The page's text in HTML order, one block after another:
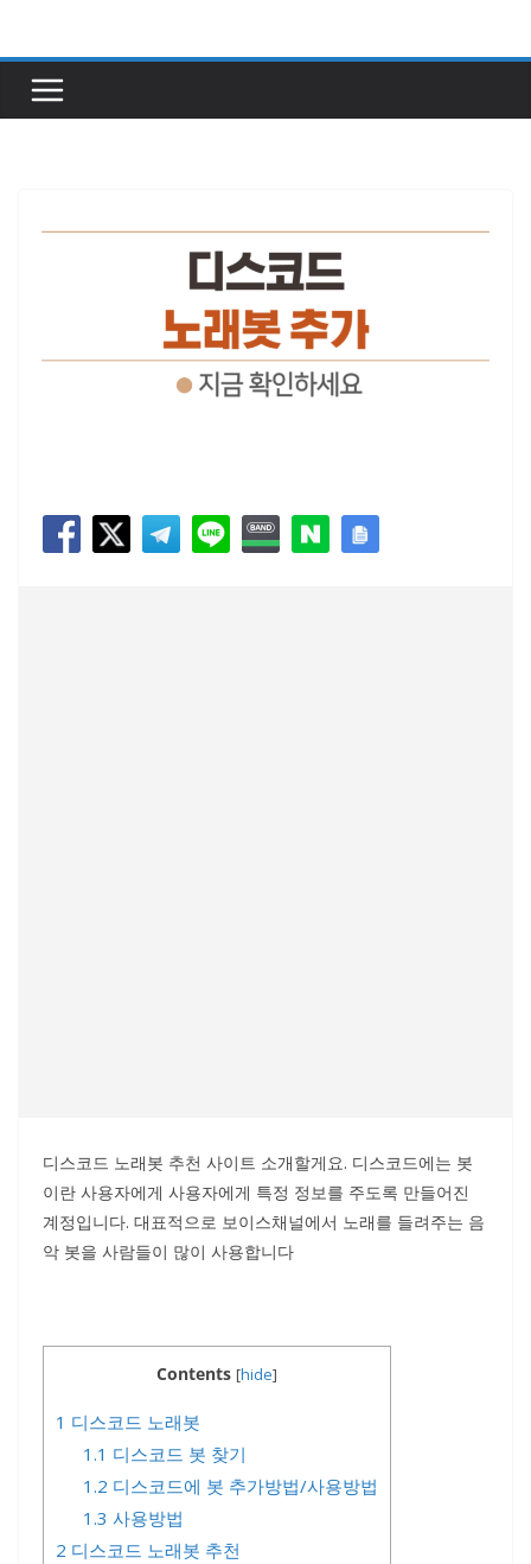
로
디스코드 노래봇 추천 사이트 소개할게요. 디스코드에는 봇
이란 사용자에게 사용자에게 특정 정보를 주도록 만들어진
계정입니다. 대표적으로 보이스채널에서 노래를 들려주는 음
악 봇을 사람들이 많이 사용합니다
Contents [hide]
1 디스코드 노래봇
1.1 디스코드 봇 찾기
1.2 디스코드에 봇 추가방법/사용방법
1.3 사용방법
2 디스코드 노래봇 추천